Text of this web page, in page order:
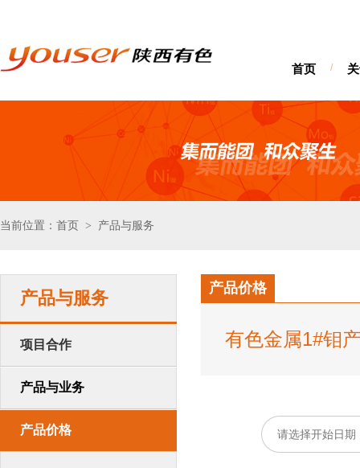
首页 /
当前位置：首页 > 产品与服务
产品与服务
项目合作
产品与业务
产品价格
产品价格
有色金属1#钼